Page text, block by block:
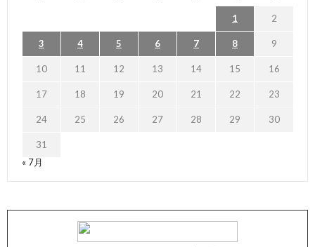
1 2
3 4 5 6 7 8 9
10 11 12 13 14 15 16
17 18 19 20 21 22 23
24 25 26 27 28 29 30
31
« 7月